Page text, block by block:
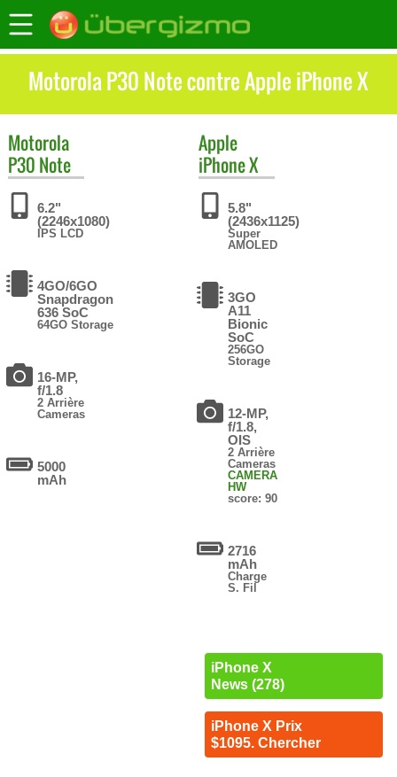
Motorola P30 Note contre Apple iPhone X
Motorola
P30 Note
6.2"
(2246x1080)
IPS LCD
4GO/6GO
Snapdragon
636 SoC
64GO Storage
16-MP,
f/1.8
2 Arrière
Cameras
5000
mAh
Apple
iPhone X
5.8"
(2436x1125)
Super
AMOLED
3GO
A11
Bionic
SoC
256GO
Storage
12-MP,
f/1.8,
OIS
2 Arrière
Cameras
CAMERA
HW
score: 90
2716
mAh
Charge
S. Fil
iPhone X
News (278)
iPhone X Prix
$1095. Chercher